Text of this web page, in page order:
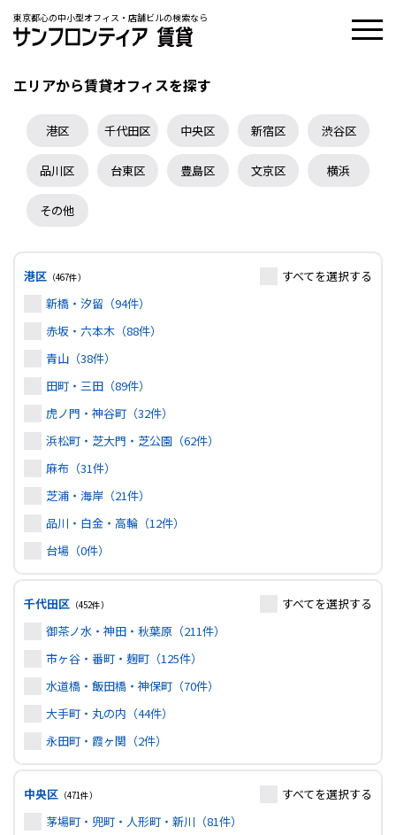
東京都心の中小型オフィス・店舗ビルの検索なら
エリアから賃貸オフィスを探す
港区 千代田区 中央区 新宿区 渋谷区
品川区 台東区 豊島区 文京区 横浜
その他
港区 （467件） すべてを選択する
新橋・汐留（94件）
赤坂・六本木（88件）
青山（38件）
田町・三田（89件）
虎ノ門・神谷町（32件）
浜松町・芝大門・芝公園（62件）
麻布（31件）
芝浦・海岸（21件）
品川・白金・高輪（12件）
台場（0件）
千代田区 （452件） すべてを選択する
御茶ノ水・神田・秋葉原（211件）
市ヶ谷・番町・麹町（125件）
水道橋・飯田橋・神保町（70件）
大手町・丸の内（44件）
永田町・霞ヶ関（2件）
中央区 （471件） すべてを選択する
茅場町・兜町・人形町・新川（81件）